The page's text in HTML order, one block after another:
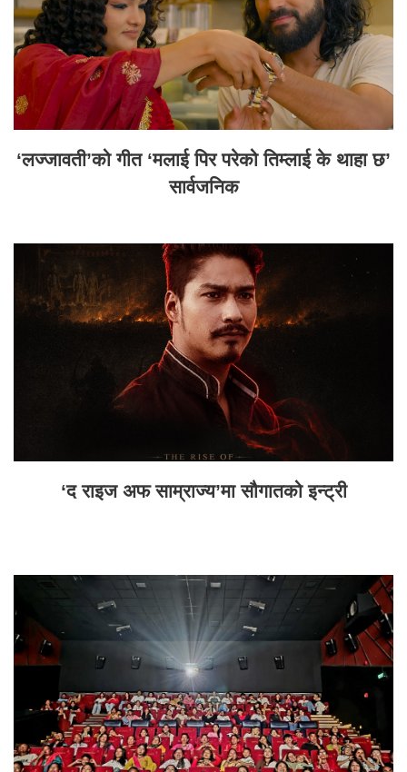
‘लज्जावती’को गीत ‘मलाई पिर परेको तिम्लाई के थाहा छ’
सार्वजनिक
‘द राइज अफ साम्राज्य’मा सौगातको इन्ट्री